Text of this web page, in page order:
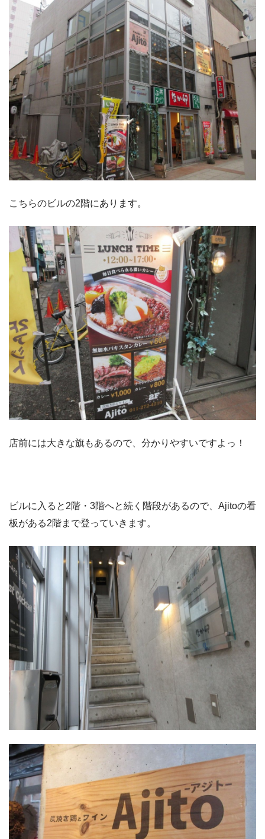
こちらのビルの2階にあります。
店前には大きな旗もあるので、分かりやすいですよっ！
ビルに入ると2階・3階へと続く階段があるので、Ajitoの看
板がある2階まで登っていきます。